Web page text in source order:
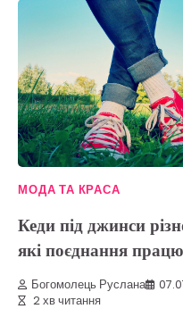
МОДА ТА КРАСА
Кеди під джинси
які поєднання
Богомолець Руслана
2 хв читання